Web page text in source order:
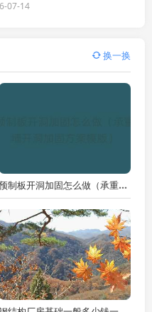
救的公司？🔍🤔
07-14
换一换
预制板开洞加固怎么做（承重墙开洞加固方案模版）